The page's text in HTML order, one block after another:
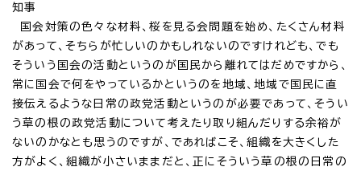
知事
国会対策の色々な材料、桜を見る会問題を始め、たくさん材料
があって、そちらが忙しいのかもしれないのですけれども、でも
そういう国会の活動というのが国民から離れてはだめですから、
常に国会で何をやっているかというのを地域、地域で国民に直
接伝えるような日常の政党活動というのが必要であって、そうい
う草の根の政党活動について考えたり取り組んだりする余裕が
ないのかなとも思うのですが、であればこそ、組織を大きくした
方がよく、組織が小さいままだと、正にそういう草の根の日常の